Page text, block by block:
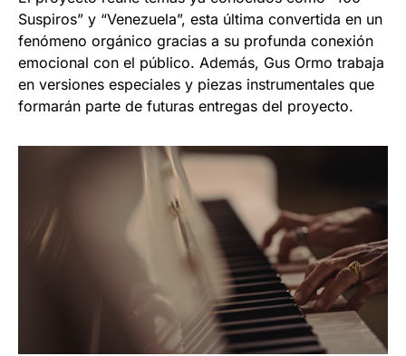
Suspiros” y “Venezuela”, esta última convertida en un
fenómeno orgánico gracias a su profunda conexión
emocional con el público. Además, Gus Ormo trabaja
en versiones especiales y piezas instrumentales que
formarán parte de futuras entregas del proyecto.